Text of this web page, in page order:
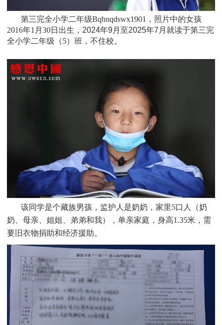
第三完全小学二年级Bqhnqdswx1901，照片中的女孩
2016年1月30日 出生， 2024年9月至2025年7月就读于第三完
全小学二年级（5）班 ，不住校。
该同学是个藏族男孩，监护人是奶奶，家里5口人（奶
奶、母亲、姐姐、弟弟和我），单亲家庭，身高1.35米，需
要旧衣物捐助和经济援助。